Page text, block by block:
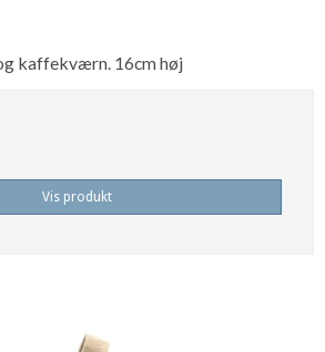
kaffekværn. 16cm høj
Vis produkt